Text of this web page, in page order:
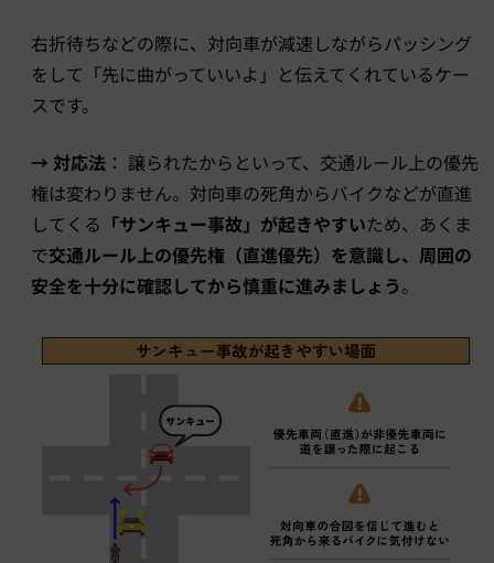
右折待ちなどの際に、対向車が減速しながらパッシング
をして「先に曲がっていいよ」と伝えてくれているケー
スです。
→ 対応法 ： 譲られたからといって、交通ルール上の優先
権は変わりません。対向車の死角からバイクなどが直進
してくる 「サンキュー事故」が起きやすいため、あくま
で交通ルール上の優先権（直進優先）を意識し、周囲の
安全を十分に確認してから慎重に進みましょう。